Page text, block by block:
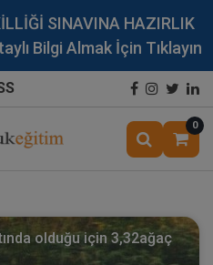
SINAVINA HAZIRLIK
Bilgi Almak İçin Tıklayın
0
olduğu için 3,32ağaç